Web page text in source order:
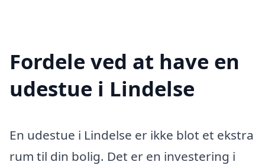
Fordele ved at have en
udestue i Lindelse
En udestue i Lindelse er ikke blot et ekstra
rum til din bolig. Det er en investering i